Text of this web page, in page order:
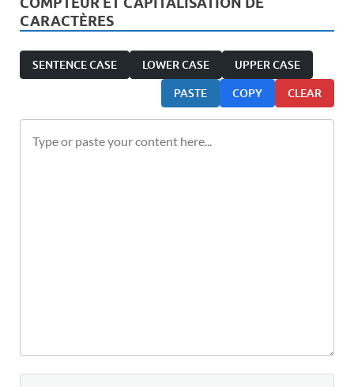
CARACTÈRES
SENTENCE CASE LOWER CASE UPPER CASE
PASTE COPY CLEAR